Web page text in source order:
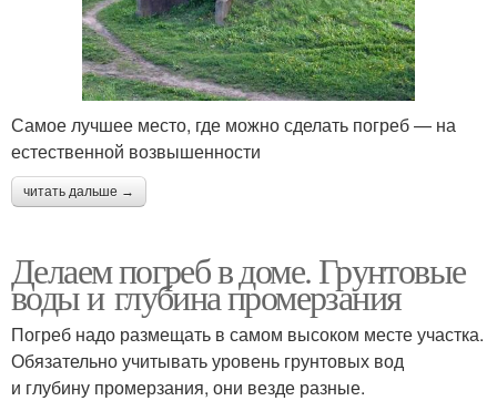
Самое лучшее место, где можно сделать погреб — на
естественной возвышенности
читать дальше →
Делаем погреб в доме. Грунтовые
воды и глубина промерзания
Погреб надо размещать в самом высоком месте участка.
Обязательно учитывать уровень грунтовых вод
и глубину промерзания, они везде разные.